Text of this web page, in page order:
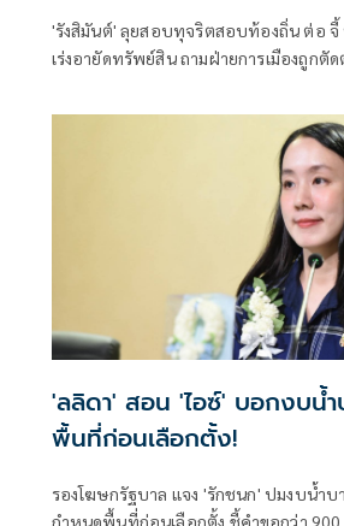
'รังสิมันต์' ลุยสอบทุจริตสอบท้องถิ่น ต่อ จี้
เร่งอายัดทรัพย์สิน ถามฝ่ายการเมืองถูกตั
รัดกุมหรือไม่
'ลลิดา' สอน 'ไอซ์' บอกงบน้ำบ
พื้นที่ก่อนเลือกตั้ง!
รองโฆษกรัฐบาล แจง 'รักชนก' ปมงบน้ำบ
กำหนดพื้นที่ก่อนเลือกตั้ง ชี้คำขอกว่า